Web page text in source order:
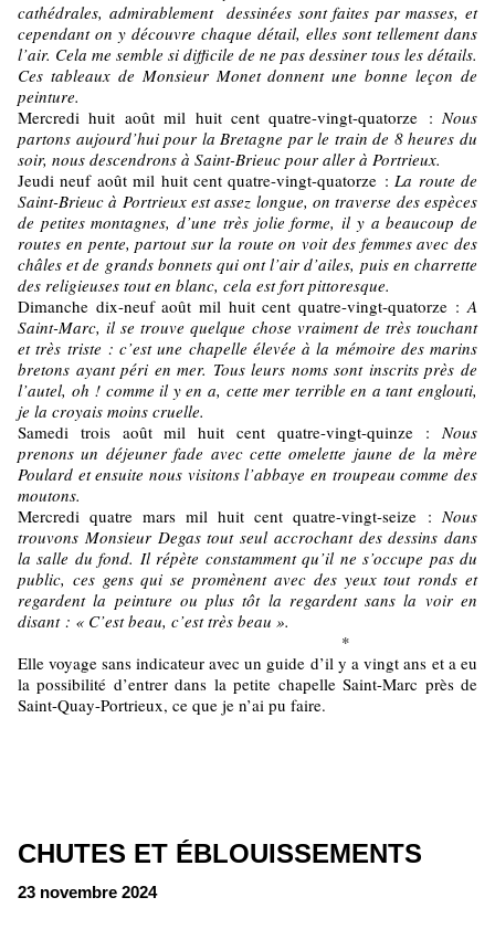
cathédrales, admirablement dessinées sont faites par masses, et
cependant on y découvre chaque détail, elles sont tellement dans
l’air. Cela me semble si difficile de ne pas dessiner tous les détails.
Ces tableaux de Monsieur Monet donnent une bonne leçon de
peinture.
Mercredi huit août mil huit cent quatre-vingt-quatorze :Nous
partons aujourd’hui pour la Bretagne par le train de 8 heures du
soir, nous descendrons à Saint-Brieuc pour aller à Portrieux.
Jeudi neuf août mil huit cent quatre-vingt-quatorze :La route de
Saint-Brieuc à Portrieux est assez longue, on traverse des espèces
de petites montagnes, d’une très jolie forme, il y a beaucoup de
routes en pente, partout sur la route on voit des femmes avec des
châles et de grands bonnets qui ont l’air d’ailes, puis en charrette
des religieuses tout en blanc, cela est fort pittoresque.
Dimanche dix-neuf août mil huit cent quatre-vingt-quatorze :A
Saint-Marc, il se trouve quelque chose vraiment de très touchant
et très triste : c’est une chapelle élevée à la mémoire des marins
bretons ayant péri en mer. Tous leurs noms sont inscrits près de
l’autel, oh ! comme il y en a, cette mer terrible en a tant englouti,
je la croyais moins cruelle.
Samedi trois août mil huit cent quatre-vingt-quinze :Nous
prenons un déjeuner fade avec cette omelette jaune de la mère
Poulard et ensuite nous visitons l’abbaye en troupeau comme des
moutons.
Mercredi quatre mars mil huit cent quatre-vingt-seize :Nous
trouvons Monsieur Degas tout seul accrochant des dessins dans
la salle du fond. Il répète constamment qu’il ne s’occupe pas du
public, ces gens qui se promènent avec des yeux tout ronds et
regardent la peinture ou plus tôt la regardent sans la voir en
disant : « C’est beau, c’est très beau ».
*
Elle voyage sans indicateur avec un guide d’il y a vingt ans et a eu
la possibilité d’entrer dans la petite chapelle Saint-Marc près de
Saint-Quay-Portrieux, ce que je n’ai pu faire.
CHUTES ET ÉBLOUISSEMENTS
23 novembre 2024